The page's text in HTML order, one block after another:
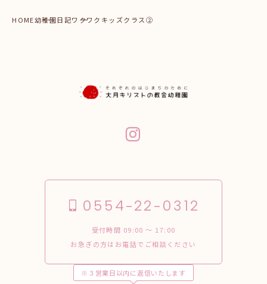
HOME幼稚園日記ワクワクキッズクラス②
0554-22-0312
受付時間 09:00 〜 17:00
お急ぎの方はお電話でご相談ください
※３営業日以内に返信いたします